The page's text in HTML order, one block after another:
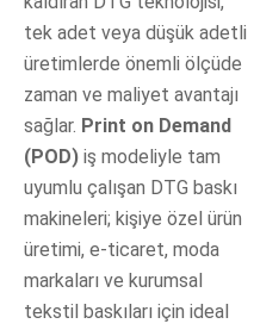
tek adet veya düşük adetli
üretimlerde önemli ölçüde
zaman ve maliyet avantajı
sağlar. Print on Demand
(POD) iş modeliyle tam
uyumlu çalışan DTG baskı
makineleri; kişiye özel ürün
üretimi, e-ticaret, moda
markaları ve kurumsal
tekstil baskıları için ideal